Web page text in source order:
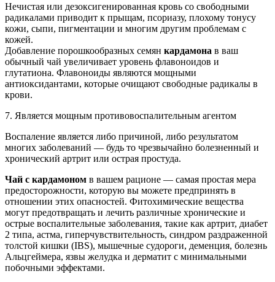
Нечистая или дезоксигенированная кровь со свободными
радикалами приводит к прыщам, псориазу, плохому тонусу
кожи, сыпи, пигментации и многим другим проблемам с
кожей.
Добавление порошкообразных семян кардамона в ваш
обычный чай увеличивает уровень флавоноидов и
глутатиона. Флавоноиды являются мощными
антиоксидантами, которые очищают свободные радикалы в
крови.
7. Является мощным противовоспалительным агентом
Воспаление является либо причиной, либо результатом
многих заболеваний — будь то чрезвычайно болезненный и
хронический артрит или острая простуда.
Чай с кардамоном в вашем рационе — самая простая мера
предосторожности, которую вы можете предпринять в
отношении этих опасностей. Фитохимические вещества
могут предотвращать и лечить различные хронические и
острые воспалительные заболевания, такие как артрит, диабет
2 типа, астма, гиперчувствительность, синдром раздраженной
толстой кишки (IBS), мышечные судороги, деменция, болезнь
Альцгеймера, язвы желудка и дерматит с минимальными
побочными эффектами.